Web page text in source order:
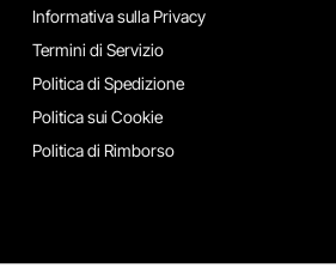
Informativa sulla Privacy
Termini di Servizio
Politica di Spedizione
Politica sui Cookie
Politica di Rimborso